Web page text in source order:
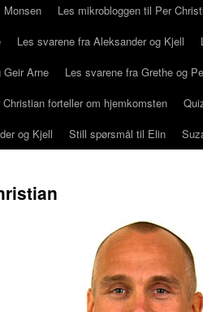
Monsen
Les mikrobloggen til Per
Les svarene fra Aleksander og Kjell
Geir Arne
Les svarene fra Grethe og
Christian forteller om hjemkomsten
og Kjell
Still spørsmål til Elin